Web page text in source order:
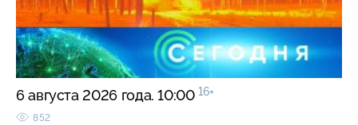
6 августа 2026 года. 10:00 16+
852